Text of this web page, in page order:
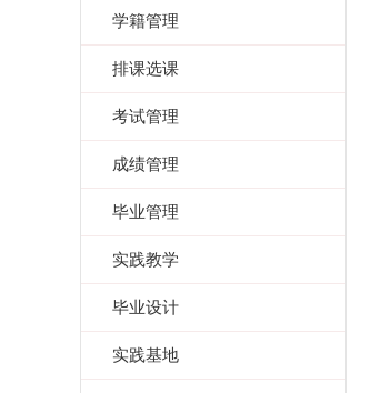
学籍管理
排课选课
考试管理
成绩管理
毕业管理
实践教学
毕业设计
实践基地